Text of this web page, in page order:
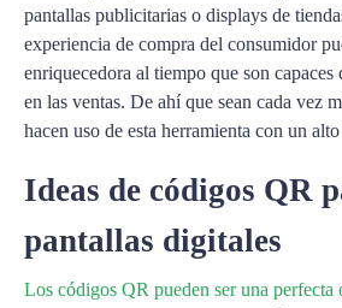
pantallas publicitarias o displays de
experiencia de compra del consumidor
enriquecedora al tiempo que son capaces
en las ventas. De ahí que sean cada vez
hacen uso de esta herramienta con un
Ideas de códigos QR
pantallas digitales
Los códigos QR pueden ser una perfecta